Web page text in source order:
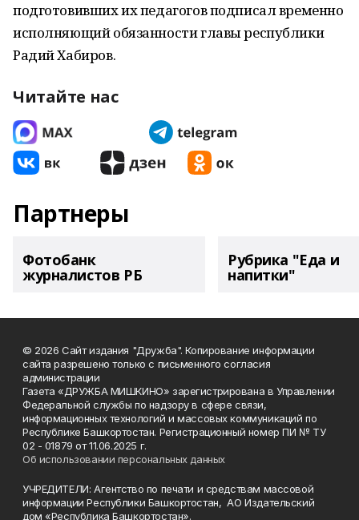
подготовивших их педагогов подписал временно
исполняющий обязанности главы республики
Радий Хабиров.
Читайте нас
Партнеры
Фотобанк
журналистов РБ
Рубрика "Еда и
напитки"
© 2026 Сайт издания "Дружба". Копирование информации
сайта разрешено только с письменного согласия
администрации
Газета «ДРУЖБА МИШКИНО» зарегистрирована в Управлении
Федеральной службы по надзору в сфере связи,
информационных технологий и массовых коммуникаций по
Республике Башкортостан. Регистрационный номер ПИ № ТУ
02 - 01879 от 11.06.2025 г.
Об использовании персональных данных
УЧРЕДИТЕЛИ: Агентство по печати и средствам массовой
информации Республики Башкортостан, АО Издательский
дом «Республика Башкортостан».